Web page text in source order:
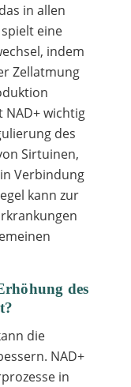
in allen
eine
indem
Zellatmung
wichtig
des
Sirtuinen,
Verbindung
kann zur
des
die
NAD+
in